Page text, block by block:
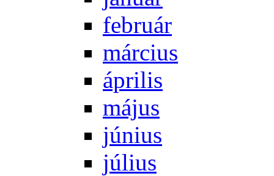
feb­ru­ár
már­ci­us
áp­ri­lis
má­jus
jú­ni­us
jú­li­us